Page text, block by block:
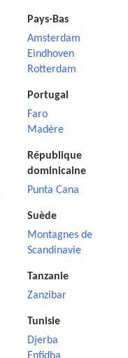
Pays-Bas
Amsterdam
Eindhoven
Rotterdam
Portugal
Faro
Madère
République
dominicaine
Punta Cana
Suède
Montagnes de
Scandinavie
Tanzanie
Zanzibar
Tunisie
Djerba